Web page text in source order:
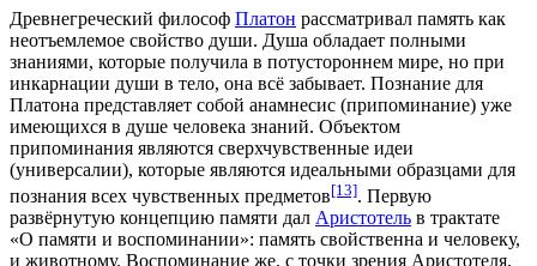
Древнегреческий философ Платон рассматривал память как
неотъемлемое свойство души. Душа обладает полными
знаниями, которые получила в потустороннем мире, но при
инкарнации души в тело, она всё забывает. Познание для
Платона представляет собой анамнесис (припоминание) уже
имеющихся в душе человека знаний. Объектом
припоминания являются сверхчувственные идеи
(универсалии), которые являются идеальными образцами для
познания всех чувственных предметов[13]. Первую
развёрнутую концепцию памяти дал Аристотель в трактате
«О памяти и воспоминании»: память свойственна и человеку,
и животному. Воспоминание же, с точки зрения Аристотеля,